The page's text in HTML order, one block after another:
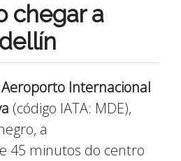
chegar a
Aeroporto Internacional
(código IATA: MDE),
a
45 minutos do centro